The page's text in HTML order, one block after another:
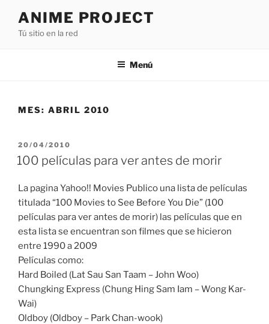
contenido
ANIME PROJECT
Tú sitio en la red
Menú
MES: ABRIL 2010
PUBLICADO
EL
20/04/2010
100 películas para ver antes de morir
La pagina Yahoo!! Movies Publico una lista de películas
titulada “100 Movies to See Before You Die” (100
películas para ver antes de morir) las películas que en
esta lista se encuentran son filmes que se hicieron
entre 1990 a 2009
Películas como:
Hard Boiled (Lat Sau San Taam – John Woo)
Chungking Express (Chung Hing Sam Iam – Wong Kar-
Wai)
Oldboy (Oldboy – Park Chan-wook)